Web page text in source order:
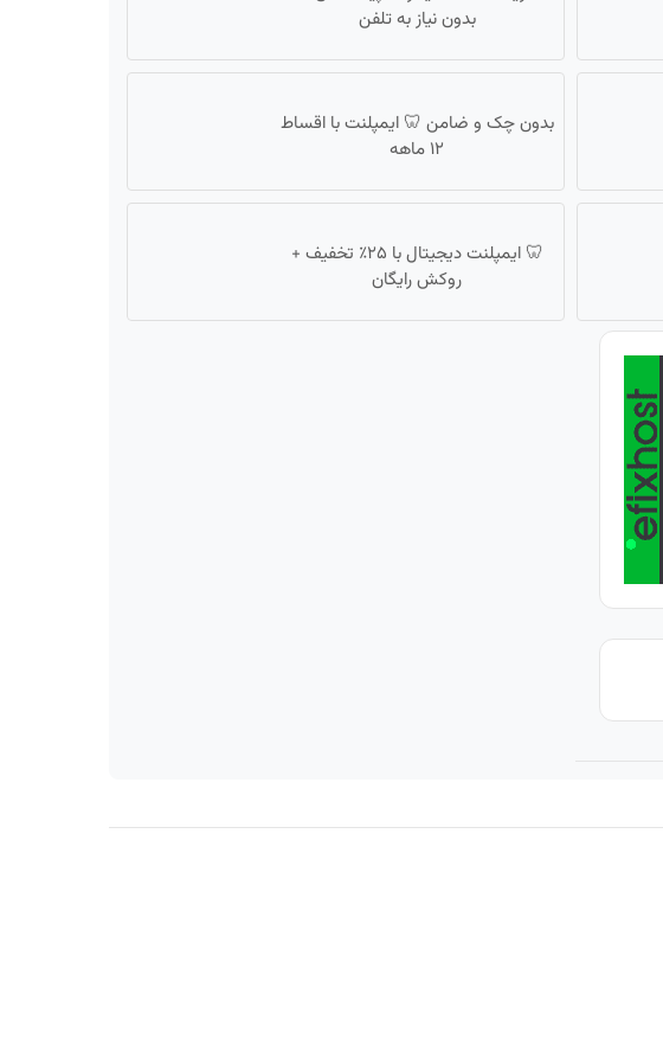
بدون نیاز به تلفن
بدون چک و ضامن 🦷 ایمپلنت با اقساط
۱۲ ماهه
🦷 ایمپلنت دیجیتال با ۲۵٪ تخفیف +
روکش رایگان